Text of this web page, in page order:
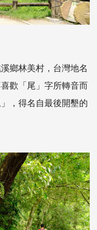
鄉林美村，台灣地名
歡「尾」字所轉音而
，得名自最後開墾的